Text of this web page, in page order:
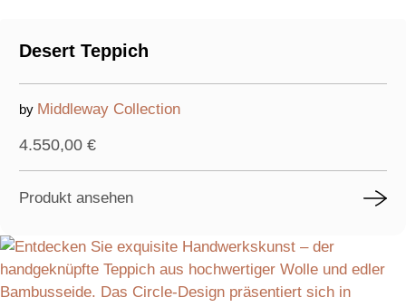
Desert Teppich
by Middleway Collection
4.550,00 €
Produkt ansehen